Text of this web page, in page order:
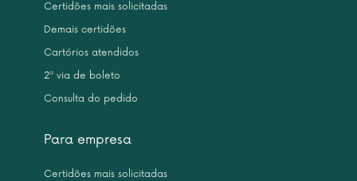
Certidões mais solicitadas
Demais certidões
Cartórios atendidos
2ª via de boleto
Consulta do pedido
Para empresa
Certidões mais solicitadas